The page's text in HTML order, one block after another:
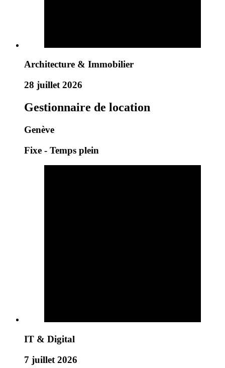
Architecture & Immobilier
28 juillet 2026
Gestionnaire de location
Genève
Fixe - Temps plein
IT & Digital
7 juillet 2026